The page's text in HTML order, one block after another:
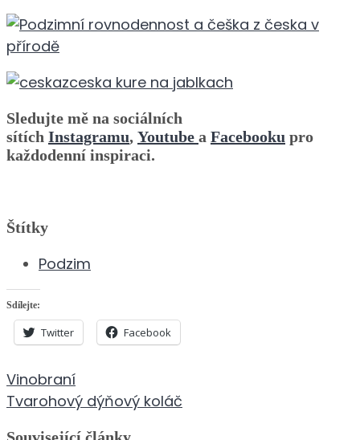
Sledujte mě na sociálních
sítích Instagramu, Youtube a Facebooku pro
každodenní inspiraci.
Štítky
Podzim
Sdílejte:
Twitter Facebook
Navigace
pro
Vinobraní
Tvarohový dýňový koláč